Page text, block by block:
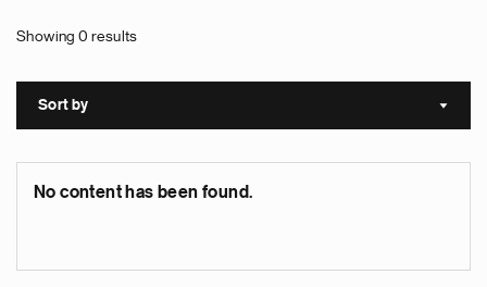
Showing 0 results
Sort by Sort
No content has been found.